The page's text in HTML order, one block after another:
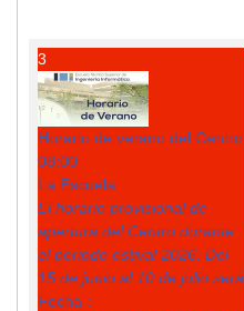
3
Horario de verano del Centro
08:00
La Escuela
El horario provisional de
apertura del Centro durante
el periodo estival 2026: Del
15 de junio al 10 de julio será
Fecha :